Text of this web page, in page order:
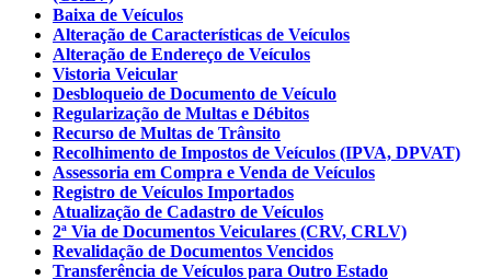
Baixa de Veículos
Alteração de Características de Veículos
Alteração de Endereço de Veículos
Vistoria Veicular
Desbloqueio de Documento de Veículo
Regularização de Multas e Débitos
Recurso de Multas de Trânsito
Recolhimento de Impostos de Veículos (IPVA, DPVAT)
Assessoria em Compra e Venda de Veículos
Registro de Veículos Importados
Atualização de Cadastro de Veículos
2ª Via de Documentos Veiculares (CRV, CRLV)
Revalidação de Documentos Vencidos
Transferência de Veículos para Outro Estado